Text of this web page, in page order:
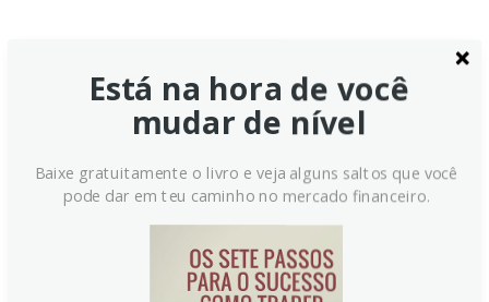
Está na hora de você
mudar de nível
Baixe gratuitamente o livro e veja alguns saltos que você
pode dar em teu caminho no mercado financeiro.